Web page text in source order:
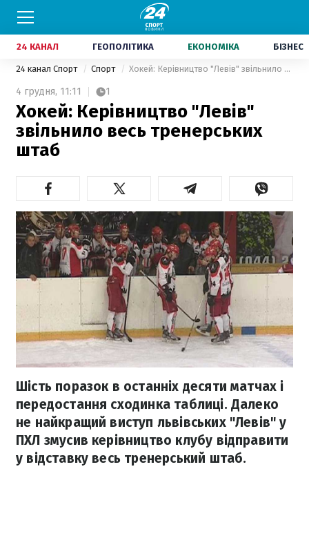
24 КАНАЛ ГЕОПОЛІТИКА ЕКОНОМІКА БІЗНЕС
24 канал Спорт Спорт Хокей: Керівництво "Левів" звільнило весь тренерських штаб
4 грудня, 11:11 1
Хокей: Керівництво "Левів"
звільнило весь тренерських
штаб
Шість поразок в останніх десяти матчах і
передостання сходинка таблиці. Далеко
не найкращий виступ львівських "Левів" у
ПХЛ змусив керівництво клубу відправити
у відставку весь тренерський штаб.